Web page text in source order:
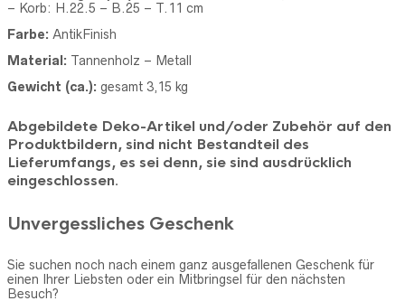
– Korb: H.22.5 – B.25 – T.11 cm
Farbe: AntikFinish
Material: Tannenholz – Metall
Gewicht (ca.): gesamt 3,15 kg
Abgebildete Deko-Artikel und/oder Zubehör auf den
Produktbildern, sind nicht Bestandteil des
Lieferumfangs, es sei denn, sie sind ausdrücklich
eingeschlossen.
Unvergessliches Geschenk
Sie suchen noch nach einem ganz ausgefallenen Geschenk für
einen Ihrer Liebsten oder ein Mitbringsel für den nächsten
Besuch?